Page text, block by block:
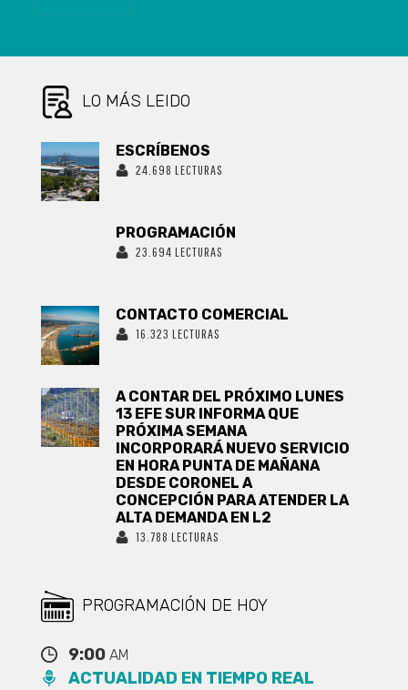
LO MÁS LEIDO
ESCRÍBENOS
24.698 LECTURAS
PROGRAMACIÓN
23.694 LECTURAS
CONTACTO COMERCIAL
16.323 LECTURAS
A CONTAR DEL PRÓXIMO LUNES
13 EFE SUR INFORMA QUE
PRÓXIMA SEMANA
INCORPORARÁ NUEVO SERVICIO
EN HORA PUNTA DE MAÑANA
DESDE CORONEL A
CONCEPCIÓN PARA ATENDER LA
ALTA DEMANDA EN L2
13.788 LECTURAS
PROGRAMACIÓN DE HOY
9:00 AM
ACTUALIDAD EN TIEMPO REAL